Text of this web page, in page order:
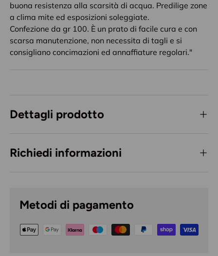
buona resistenza alla scarsità di acqua. Predilige zone
a clima mite ed esposizioni soleggiate.
Confezione da gr 100. È un prato di facile cura e con
scarsa manutenzione, non necessita di tagli e si
consigliano concimazioni ed annaffiature regolari."
Dettagli prodotto
Richiedi informazioni
Metodi di pagamento